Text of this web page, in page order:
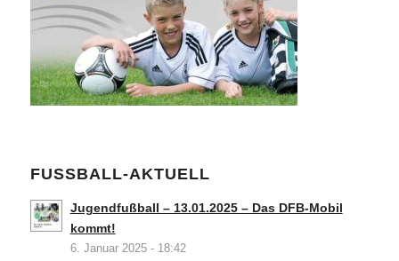
FUSSBALL-AKTUELL
Jugendfußball – 13.01.2025 – Das DFB-Mobil
kommt!
6. Januar 2025 - 18:42